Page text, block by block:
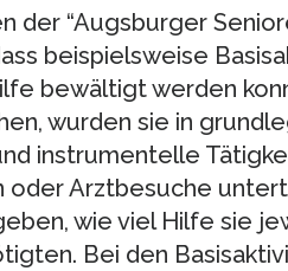
der “Augsburger
beispielsweise
bewältigt werden
wurden sie in
instrumentelle
oder Arztbesuche
wie viel Hilfe sie
Bei den